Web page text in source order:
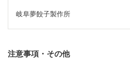
岐阜夢餃子製作所
注意事項・その他